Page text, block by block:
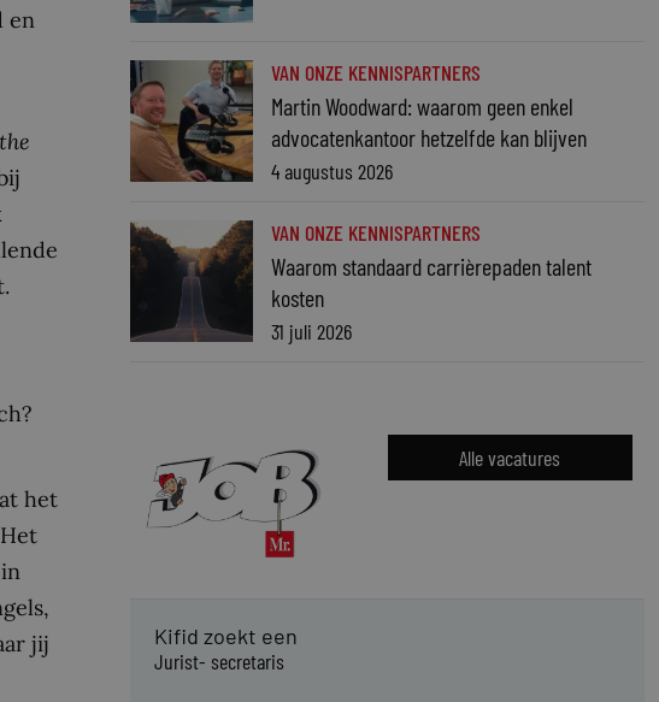
en
the
het
jij
VAN ONZE KENNISPARTNERS
Martin Woodward: waarom geen enkel
advocatenkantoor hetzelfde kan blijven
4 augustus 2026
VAN ONZE KENNISPARTNERS
Waarom standaard carrièrepaden talent
kosten
31 juli 2026
Alle vacatures
Kifid zoekt een
Jurist- secretaris